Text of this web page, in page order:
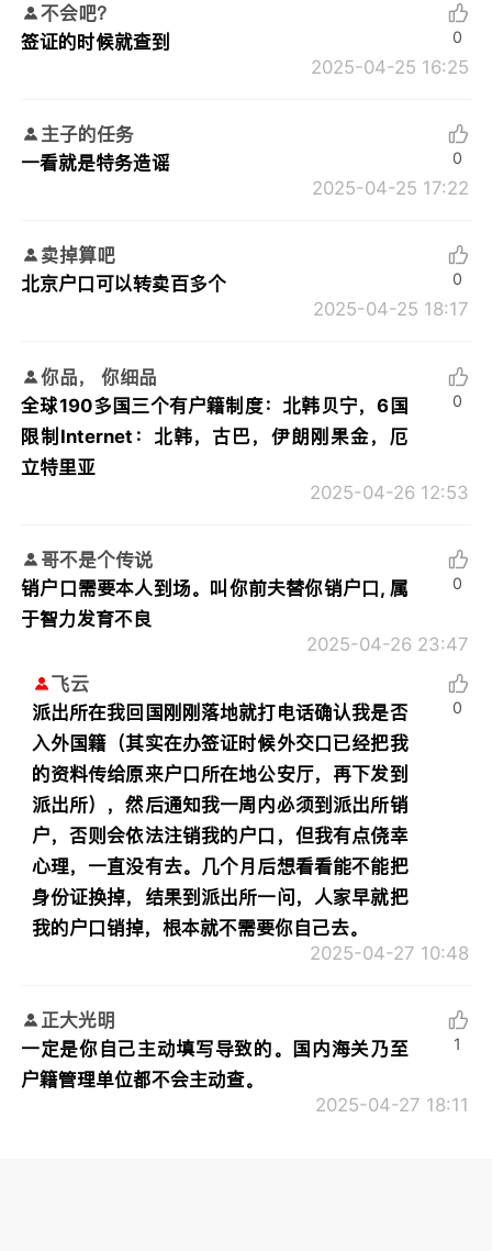
不会吧？
签证的时候就查到
2025-04-25 16:25
0
主子的任务
一看就是特务造谣
2025-04-25 17:22
0
卖掉算吧
北京户口可以转卖百多个
2025-04-25 18:17
0
你品， 你细品
全球190多国三个有户籍制度：北韩贝宁，6国
限制Internet：北韩，古巴，伊朗刚果金，厄
立特里亚
2025-04-26 12:53
0
哥不是个传说
销户口需要本人到场。叫你前夫替你销户口, 属
于智力发育不良
2025-04-26 23:47
0
飞云
派出所在我回国刚刚落地就打电话确认我是否
入外国籍（其实在办签证时候外交口已经把我
的资料传给原来户口所在地公安厅，再下发到
派出所），然后通知我一周内必须到派出所销
户，否则会依法注销我的户口，但我有点侥幸
心理，一直没有去。几个月后想看看能不能把
身份证换掉，结果到派出所一问，人家早就把
我的户口销掉，根本就不需要你自己去。
2025-04-27 10:48
0
正大光明
一定是你自己主动填写导致的。国内海关乃至
户籍管理单位都不会主动查。
2025-04-27 18:11
1